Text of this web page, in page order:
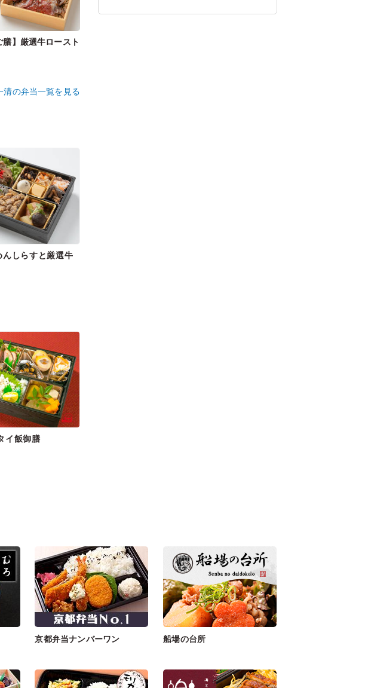
膳】厳選牛ロースト
清の弁当一覧を見る
んしらすと厳選牛
イ飯御膳
京都弁当ナンバーワン 船場の台所